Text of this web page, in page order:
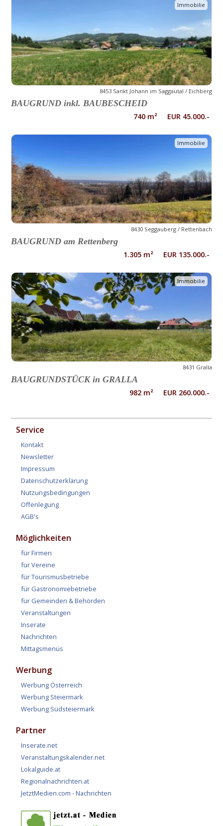
Immobilie
8453 Sankt Johann im Saggautal / Eichberg
BAUGRUND inkl. BAUBESCHEID
740 m² EUR 45.000.-
Immobilie
8430 Seggauberg / Rettenbach
BAUGRUND am Rettenberg
1.305 m² EUR 135.000.-
Immobilie
8431 Gralla
BAUGRUNDSTÜCK in GRALLA
982 m² EUR 260.000.-
Service
Kontakt
Newsletter
Impressum
Datenschutzerklärung
Nutzungsbedingungen
Offenlegung
AGB's
Möglichkeiten
für Firmen
für Vereine
für Tourismusbetriebe
für Gastronomiebetriebe
für Gemeinden & Behörden
Veranstaltungen
Inserate
Nachrichten
Mittagsmenüs
Werbung
Werbung Österreich
Werbung Steiermark
Werbung Südsteiermark
Partner
Inserate.net
Veranstaltungskalender.net
Lokalguide.at
Regionalnachrichten.at
JetztMedien.com - Nachrichten